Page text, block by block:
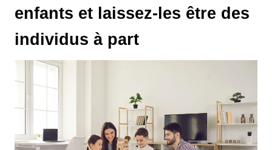
enfants et laissez-les être des
individus à part